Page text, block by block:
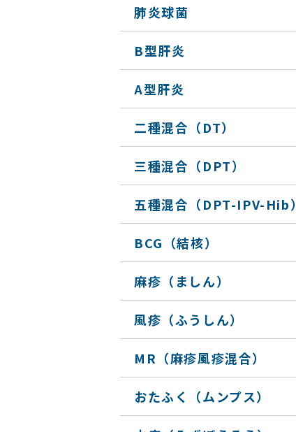
肺炎球菌
B型肝炎
A型肝炎
二種混合（DT）
三種混合（DPT）
五種混合 （DPT-IPV-Hib）
BCG（結核）
麻疹（ましん）
風疹（ふうしん）
MR（麻疹風疹混合）
おたふく（ムンプス）